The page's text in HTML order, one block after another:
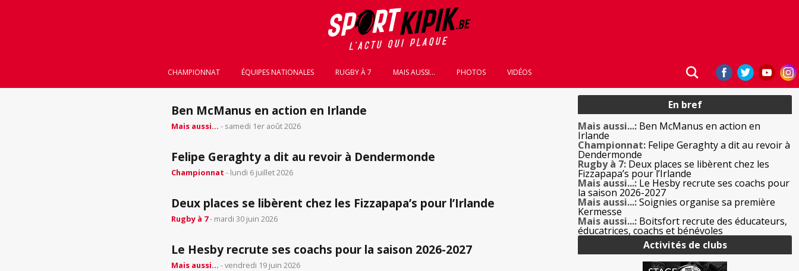
CHAMPIONNAT ÉQUIPES NATIONALES RUGBY À 7 MAIS AUSSI... PHOTOS VIDÉOS
Ben McManus en action en Irlande
Mais aussi... - samedi 1er août 2026
Felipe Geraghty a dit au revoir à Dendermonde
Championnat - lundi 6 juillet 2026
Deux places se libèrent chez les Fizzapapa’s pour l’Irlande
Rugby à 7- mardi 30 juin 2026
Le Hesby recrute ses coachs pour la saison 2026-2027
Mais aussi... - vendredi 19 juin 2026
En bref
Mais aussi...: Ben McManus en action en
Irlande
Championnat: Felipe Geraghty a dit au revoir à
Dendermonde
Rugby à 7: Deux places se libèrent chez les
Fizzapapa’s pour l’Irlande
Mais aussi...: Le Hesby recrute ses coachs pour
la saison 2026-2027
Mais aussi...:Soignies organise sa première
Kermesse
Mais aussi...: Boitsfort recrute des éducateurs,
éducatrices, coachs et bénévoles
Activités de clubs